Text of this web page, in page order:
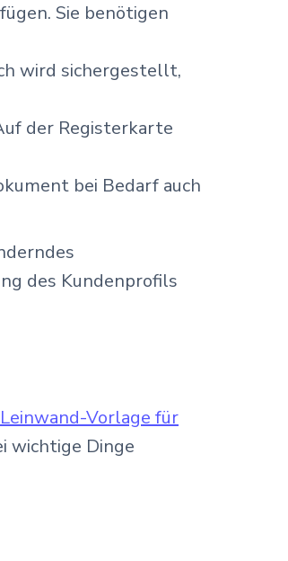
Sie benötigen
wird sichergestellt,
der Registerkarte
bei Bedarf auch
des Kundenprofils
Leinwand-Vorlage für
wichtige Dinge